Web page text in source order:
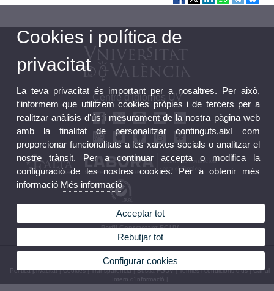
Centre d'Idiomes UV
Bústia FGUV
Perfil Contractant FGUV
© 2026 UV. - C/ Serpis 25, 46022 València (Espanya) Tel. +34 96 306 77 81
Política privacitat|Cookies|Transparència|Bústia FGUV|Termes i condicions d’ús|Canal
Intern d'Informació
Cookies i política de
privacitat
La teva privacitat és important per a nosaltres. Per això,
t'informem que utilitzem cookies pròpies i de tercers per a
realitzar anàlisis d'ús i mesurament de la nostra pàgina web
amb la finalitat de personalitzar continguts,així com
proporcionar funcionalitats a les xarxes socials o analitzar el
nostre trànsit. Per a continuar accepta o modifica la
configuració de les nostres cookies. Per a obtenir més
informació Més informació
Acceptar tot
Rebutjar tot
Configurar cookies